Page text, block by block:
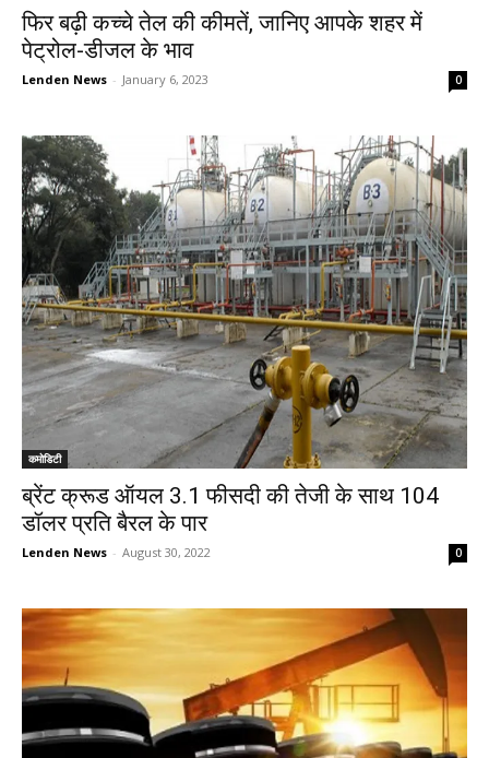
फिर बढ़ी कच्चे तेल की कीमतें, जानिए आपके शहर में
पेट्रोल-डीजल के भाव
Lenden News - January 6, 2023 0
कमोडिटी
ब्रेंट क्रूड ऑयल 3.1 फीसदी की तेजी के साथ 104
डॉलर प्रति बैरल के पार
Lenden News - August 30, 2022 0